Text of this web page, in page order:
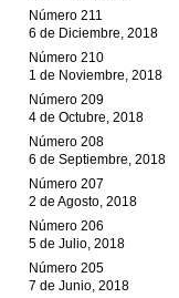
Número 211
6 de Diciembre, 2018
Número 210
1 de Noviembre, 2018
Número 209
4 de Octubre, 2018
Número 208
6 de Septiembre, 2018
Número 207
2 de Agosto, 2018
Número 206
5 de Julio, 2018
Número 205
7 de Junio, 2018